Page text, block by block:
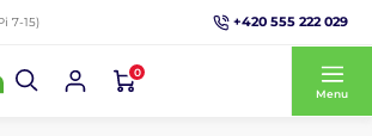
7-15) +420 555 222 029
0
Menu